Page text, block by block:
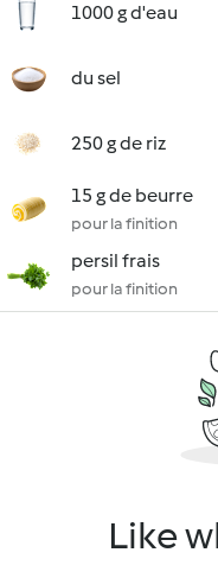
1000 g d'eau
du sel
250 g de riz
15 g de beurre
pour la finition
persil frais
pour la finition
Like